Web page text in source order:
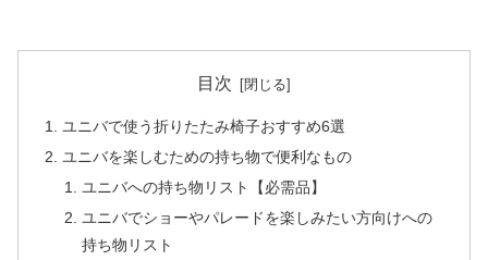
目次
ユニバで使う折りたたみ椅子おすすめ6選
ユニバを楽しむための持ち物で便利なもの
ユニバへの持ち物リスト【必需品】
ユニバでショーやパレードを楽しみたい方向けへの
持ち物リスト